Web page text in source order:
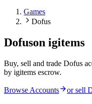
Games
Dofus
Dofuson igitems
Buy, sell and trade Dofus
by igitems escrow.
Browse Accounts or sell